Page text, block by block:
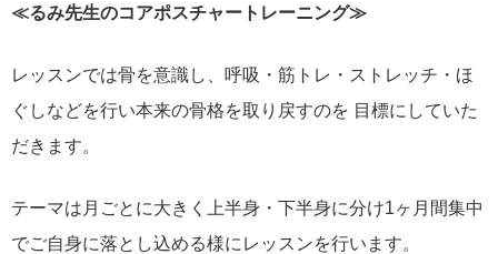
≪るみ先生のコアポスチャートレーニング≫
レッスンでは骨を意識し、呼吸・筋トレ・ストレッチ・ほ
ぐしなどを行い本来の骨格を取り戻すのを 目標にしていた
だきます。
テーマは月ごとに大きく上半身・下半身に分け1ヶ月間集中
でご自身に落とし込める様にレッスンを行います。